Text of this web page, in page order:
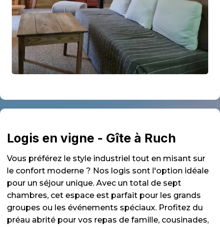
Logis en vigne - Gîte à Ruch
Vous préférez le style industriel tout en misant sur
le confort moderne ? Nos logis sont l'option idéale
pour un séjour unique. Avec un total de sept
chambres, cet espace est parfait pour les grands
groupes ou les événements spéciaux. Profitez du
préau abrité pour vos repas de famille, cousinades,